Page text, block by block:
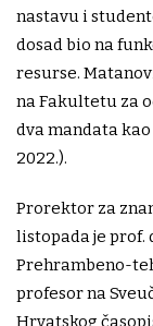
nastavu i
dosad bio na
resurse.
na Fakultetu za
dva mandata
2022.).
Prorektor za
listopada je prof.
Prehrambeno-
profesor na
Hrvatskog